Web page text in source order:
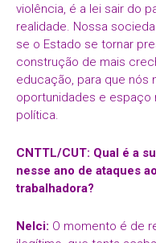
violência, é a lei sair do
realidade. Nossa
se o Estado se tornar
construção de mais
educação, para que nós
oportunidades e espaço
política.
CNTTL/CUT: Qual é a
nesse ano de ataques
trabalhadora?
Nelci: O momento é de